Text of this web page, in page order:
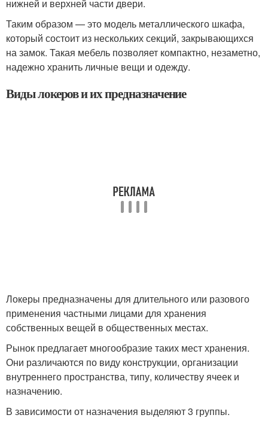
нижней и верхней части двери.
Таким образом — это модель металлического шкафа,
который состоит из нескольких секций, закрывающихся
на замок. Такая мебель позволяет компактно, незаметно,
надежно хранить личные вещи и одежду.
Виды локеров и их предназначение
Локеры предназначены для длительного или разового
применения частными лицами для хранения
собственных вещей в общественных местах.
Рынок предлагает многообразие таких мест хранения.
Они различаются по виду конструкции, организации
внутреннего пространства, типу, количеству ячеек и
назначению.
В зависимости от назначения выделяют 3 группы.